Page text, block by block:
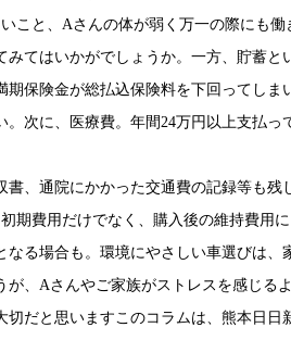
こと、Aさんの体が弱く万一の際にも働
てはいかがでしょうか。一方、貯蓄と
保険金が総払込保険料を下回ってしま
次に、医療費。年間24万円以上支払っ
、通院にかかった交通費の記録等も残
期費用だけでなく、購入後の維持費用
る場合も。環境にやさしい車選びは、
が、Aさんやご家族がストレスを感じる
だと思いますこのコラムは、熊本日日